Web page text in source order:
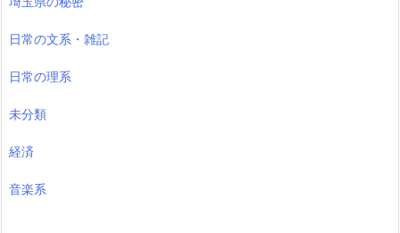
日常の文系・雑記
日常の理系
未分類
経済
音楽系